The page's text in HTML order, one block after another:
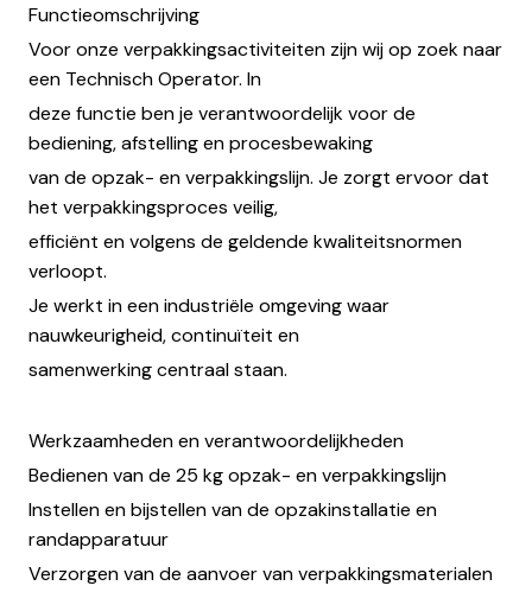
Functieomschrijving
Voor onze verpakkingsactiviteiten zijn wij op zoek naar
een Technisch Operator. In
deze functie ben je verantwoordelijk voor de
bediening, afstelling en procesbewaking
van de opzak- en verpakkingslijn. Je zorgt ervoor dat
het verpakkingsproces veilig,
efficiënt en volgens de geldende kwaliteitsnormen
verloopt.
Je werkt in een industriële omgeving waar
nauwkeurigheid, continuïteit en
samenwerking centraal staan.
Werkzaamheden en verantwoordelijkheden
Bedienen van de 25 kg opzak- en verpakkingslijn
Instellen en bijstellen van de opzakinstallatie en
randapparatuur
Verzorgen van de aanvoer van verpakkingsmaterialen